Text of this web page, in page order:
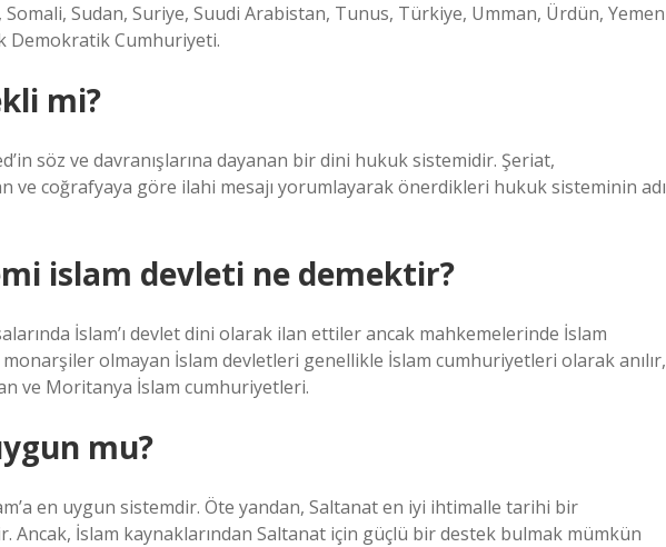
Sudan, Suriye, Suudi Arabistan, Tunus, Türkiye, Umman, Ürdün, Yemen
Demokratik Cumhuriyeti.
mi?
söz ve davranışlarına dayanan bir dini hukuk sistemidir. Şeriat,
ve coğrafyaya göre ilahi mesajı yorumlayarak önerdikleri hukuk sisteminin adı
islam devleti ne demektir?
İslam’ı devlet dini olarak ilan ettiler ancak mahkemelerinde İslam
olmayan İslam devletleri genellikle İslam cumhuriyetleri olarak anılır,
ve Moritanya İslam cumhuriyetleri.
mu?
en uygun sistemdir. Öte yandan, Saltanat en iyi ihtimalle tarihi bir
İslam kaynaklarından Saltanat için güçlü bir destek bulmak mümkün